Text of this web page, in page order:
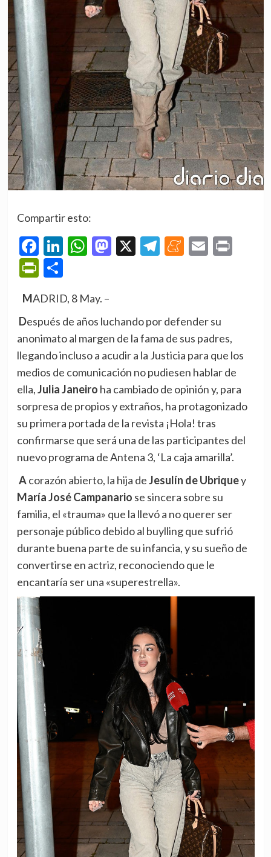
Compartir esto:
Facebook
LinkedIn
WhatsApp
Mastodon
X Telegram
Meneame
Email
PrintFriendly
Compartir
MADRID, 8 May. –
Después de años luchando por defender su
anonimato al margen de la fama de sus padres,
llegando incluso a acudir a la Justicia para que los
medios de comunicación no pudiesen hablar de
ella,Julia Janeiro ha cambiado de opinión y, para
sorpresa de propios y extraños, ha protagonizado
su primera portada de la revista ¡Hola! tras
confirmarse que será una de las participantes del
nuevo programa de Antena 3, ‘La caja amarilla’.
A corazón abierto, la hija deJesulín de Ubriquey
María José Campanario se sincera sobre su
familia, el «trauma» que la llevó a no querer ser
personaje público debido al buylling que sufrió
durante buena parte de su infancia, y su sueño de
convertirse en actriz, reconociendo que le
encantaría ser una «superestrella».